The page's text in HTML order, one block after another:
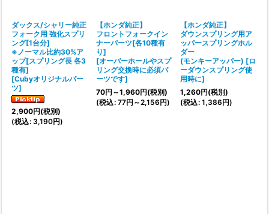
ダックス/シャリー純正
フォーク用 強化スプリ
ング[1台分]
※ノーマル比約30%ア
ップ[スプリング長 各3
種有]
[Cubyオリジナルパー
ツ]
2,900円(税別)
(税込: 3,190円)
【ホンダ純正】
フロントフォークイン
ナーパーツ[各10種有
り]
[オーバーホールやスプ
リング交換時に必須パ
ーツです]
70円 ～1,960円(税別)
(税込: 77円 ～2,156円)
【ホンダ純正】
ダウンスプリング用ア
ッパースプリングホル
ダー
(モンキーアッパー) [ロ
ーダウンスプリング使
用時に]
1,260円(税別)
(税込: 1,386円)